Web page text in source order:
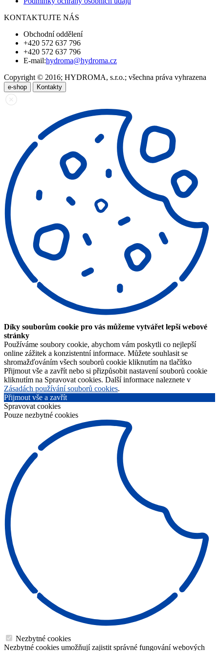
KONTAKTUJTE NÁS
Obchodní oddělení
+420 572 637 796
+420 572 637 796
E-mail:hydroma@hydroma.cz
Copyright © 2016; HYDROMA, s.r.o.; všechna práva vyhrazena
e-shop Kontakty
Díky souborům cookie pro vás můžeme vytvářet lepší webové
stránky
Používáme soubory cookie, abychom vám poskytli co nejlepší
online zážitek a konzistentní informace. Můžete souhlasit se
shromažďováním všech souborů cookie kliknutím na tlačítko
Přijmout vše a zavřít nebo si přizpůsobit nastavení souborů cookie
kliknutím na Spravovat cookies. Další informace naleznete v
Zásadách používání souborů cookies.
Přijmout vše a zavřít
Spravovat cookies
Pouze nezbytné cookies
Nezbytné cookies
Nezbytné cookies umožňují zajistit správné fungování webových